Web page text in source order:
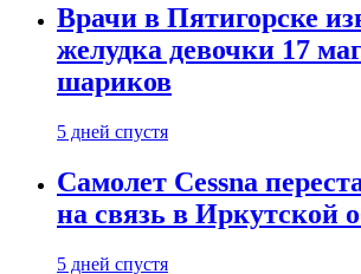
Врачи в Пятигорске
желудка девочки 17
шариков
5 дней спустя
Самолет Cessna
на связь в Иркутской
5 дней спустя